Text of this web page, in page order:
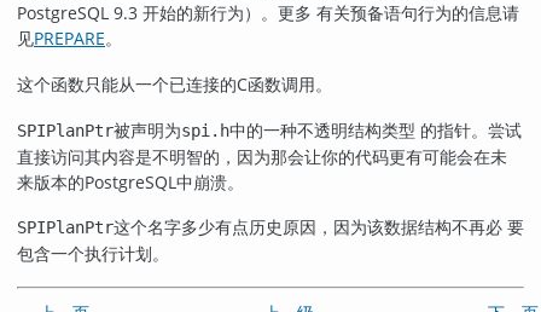
PostgreSQL 9.3 开始的新行为）。更多 有关预备语句行为的信息请
见PREPARE。
这个函数只能从一个已连接的C函数调用。
SPIPlanPtr被声明为spi.h中的一种不透明结构类型 的指针。尝试
直接访问其内容是不明智的，因为那会让你的代码更有可能会在未
来版本的PostgreSQL 中崩溃。
SPIPlanPtr这个名字多少有点历史原因，因为该数据结构不再必 要
包含一个执行计划。